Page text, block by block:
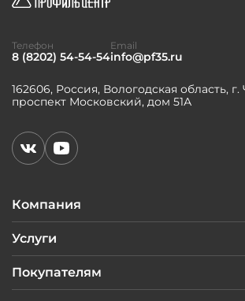
Компания
Услуги
Покупателям
162606, Россия, Вологодская область,
проспект Московский, дом 51А
Телефон
8 (8202) 54-54-54
Email
info@pf35.ru